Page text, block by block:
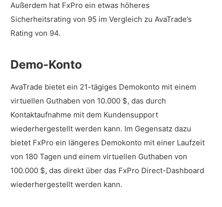
Außerdem hat FxPro ein etwas höheres
Sicherheitsrating von 95 im Vergleich zu AvaTrade’s
Rating von 94.
Demo-Konto
AvaTrade bietet ein 21-tägiges Demokonto mit einem
virtuellen Guthaben von 10.000 $, das durch
Kontaktaufnahme mit dem Kundensupport
wiederhergestellt werden kann. Im Gegensatz dazu
bietet FxPro ein längeres Demokonto mit einer Laufzeit
von 180 Tagen und einem virtuellen Guthaben von
100.000 $, das direkt über das FxPro Direct-Dashboard
wiederhergestellt werden kann.